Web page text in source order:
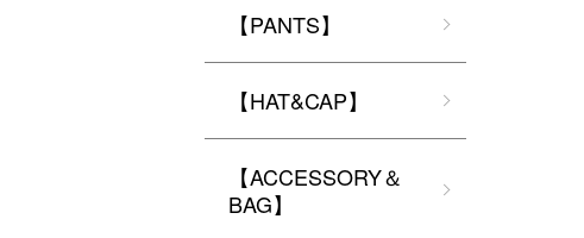
【PANTS】
【HAT&CAP】
【ACCESSORY＆
BAG】